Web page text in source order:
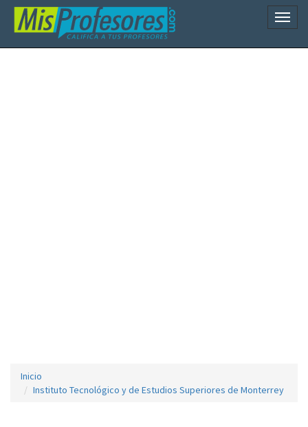
Inicio
Instituto Tecnológico y de Estudios Superiores de Monterrey